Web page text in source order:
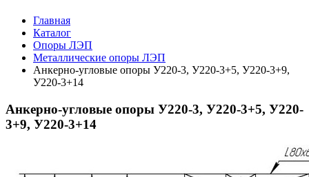
Главная
Каталог
Опоры ЛЭП
Металлические опоры ЛЭП
Анкерно-угловые опоры У220-3, У220-3+5, У220-3+9,
У220-3+14
Анкерно-угловые опоры У220-3, У220-3+5, У220-
3+9, У220-3+14